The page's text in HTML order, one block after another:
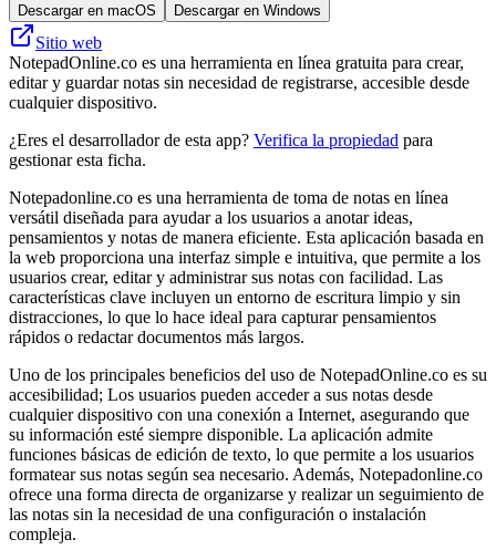
Descargar en macOS Descargar en Windows
Sitio web
NotepadOnline.co es una herramienta en línea gratuita para crear,
editar y guardar notas sin necesidad de registrarse, accesible desde
cualquier dispositivo.
¿Eres el desarrollador de esta app? Verifica la propiedad para
gestionar esta ficha.
Notepadonline.co es una herramienta de toma de notas en línea
versátil diseñada para ayudar a los usuarios a anotar ideas,
pensamientos y notas de manera eficiente. Esta aplicación basada en
la web proporciona una interfaz simple e intuitiva, que permite a los
usuarios crear, editar y administrar sus notas con facilidad. Las
características clave incluyen un entorno de escritura limpio y sin
distracciones, lo que lo hace ideal para capturar pensamientos
rápidos o redactar documentos más largos.
Uno de los principales beneficios del uso de NotepadOnline.co es su
accesibilidad; Los usuarios pueden acceder a sus notas desde
cualquier dispositivo con una conexión a Internet, asegurando que
su información esté siempre disponible. La aplicación admite
funciones básicas de edición de texto, lo que permite a los usuarios
formatear sus notas según sea necesario. Además, Notepadonline.co
ofrece una forma directa de organizarse y realizar un seguimiento de
las notas sin la necesidad de una configuración o instalación
compleja.